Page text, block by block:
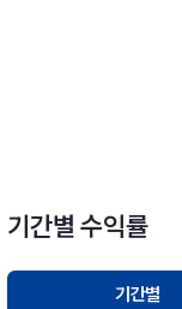
기간별 수익률
기간별